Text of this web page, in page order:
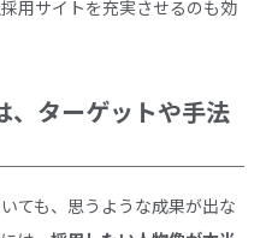
用サイトを充実させるのも効
、ターゲットや手法
ても、思うような成果が出な